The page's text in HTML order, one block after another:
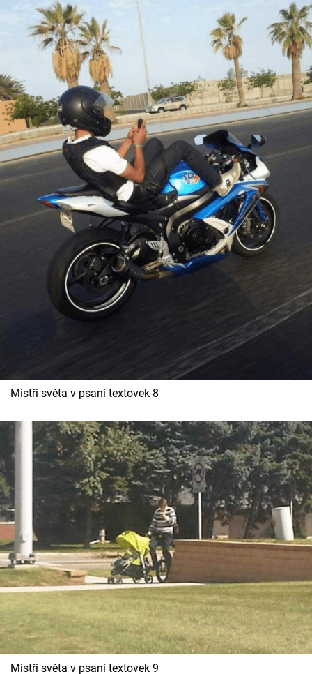
Mistři světa v psaní textovek 8
Mistři světa v psaní textovek 9